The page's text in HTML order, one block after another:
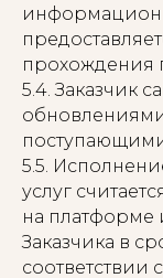
прохождения
5.4. Заказчик
5.5.
услуг
на платформе
Заказчика в
соответствии